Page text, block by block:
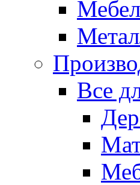
Все